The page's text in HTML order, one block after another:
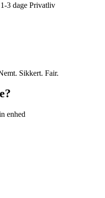
3 dage Privatliv
Sikkert. Fair.
enhed